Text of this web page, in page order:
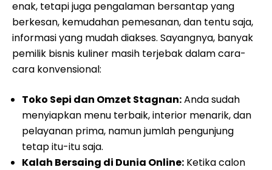
enak, tetapi juga pengalaman bersantap yang
berkesan, kemudahan pemesanan, dan tentu saja,
informasi yang mudah diakses. Sayangnya, banyak
pemilik bisnis kuliner masih terjebak dalam cara-
cara konvensional:
Toko Sepi dan Omzet Stagnan:Anda sudah
menyiapkan menu terbaik, interior menarik, dan
pelayanan prima, namun jumlah pengunjung
tetap itu-itu saja.
Kalah Bersaing di Dunia Online: Ketika calon